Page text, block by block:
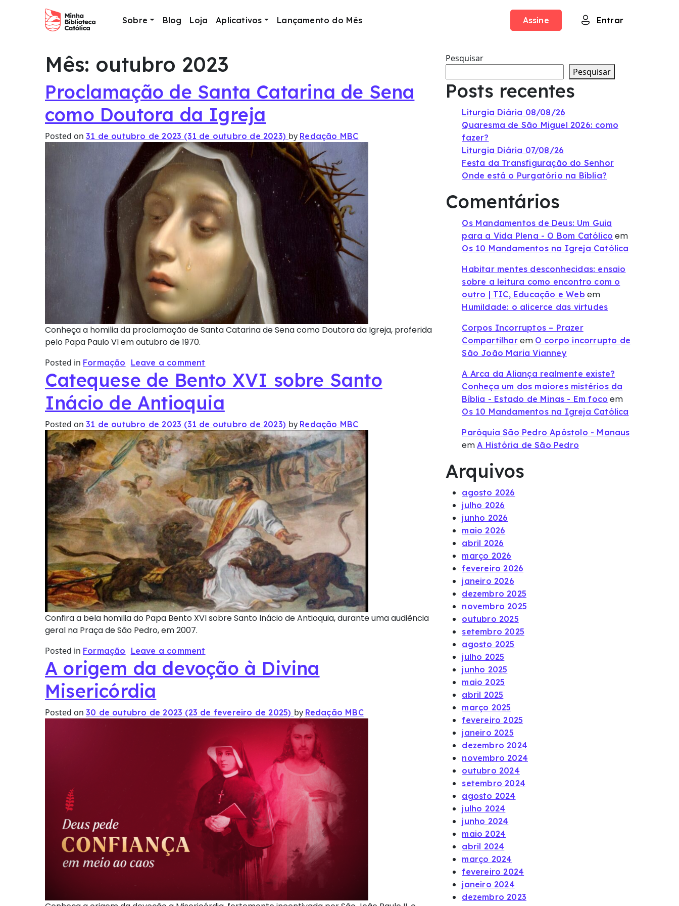
Main Navigation
Sobre Blog Loja Aplicativos Lançamento do Mês Assine Entrar
Mês: outubro 2023
Proclamação de Santa Catarina de Sena
como Doutora da Igreja
Posted on 31 de outubro de 2023 (31 de outubro de 2023) by Redação MBC
Conheça a homilia da proclamação de Santa Catarina de Sena como Doutora da Igreja, proferida
pelo Papa Paulo VI em outubro de 1970.
Posted in Formação Leave a comment
Catequese de Bento XVI sobre Santo
Inácio de Antioquia
Posted on 31 de outubro de 2023 (31 de outubro de 2023) by Redação MBC
Confira a bela homilia do Papa Bento XVI sobre Santo Inácio de Antioquia, durante uma audiência
geral na Praça de São Pedro, em 2007.
Posted in Formação Leave a comment
A origem da devoção à Divina
Misericórdia
Posted on 30 de outubro de 2023 (23 de fevereiro de 2025) by Redação MBC
Pesquisar
Pesquisar
Posts recentes
Liturgia Diária 08/08/26
Quaresma de São Miguel 2026: como
fazer?
Liturgia Diária 07/08/26
Festa da Transfiguração do Senhor
Onde está o Purgatório na Bíblia?
Comentários
Os Mandamentos de Deus: Um Guia
para a Vida Plena - O Bom Católico em
Os 10 Mandamentos na Igreja Católica
Habitar mentes desconhecidas: ensaio
sobre a leitura como encontro com o
outro | TIC, Educação e Web em
Humildade: o alicerce das virtudes
Corpos Incorruptos – Prazer
Compartilharem O corpo incorrupto de
São João Maria Vianney
A Arca da Aliança realmente existe?
Conheça um dos maiores mistérios da
Bíblia - Estado de Minas - Em foco em
Os 10 Mandamentos na Igreja Católica
Paróquia São Pedro Apóstolo - Manaus
emA História de São Pedro
Arquivos
agosto 2026
julho 2026
junho 2026
maio 2026
abril 2026
março 2026
fevereiro 2026
janeiro 2026
dezembro 2025
novembro 2025
outubro 2025
setembro 2025
agosto 2025
julho 2025
junho 2025
maio 2025
abril 2025
março 2025
fevereiro 2025
janeiro 2025
dezembro 2024
novembro 2024
outubro 2024
setembro 2024
agosto 2024
julho 2024
junho 2024
maio 2024
abril 2024
março 2024
fevereiro 2024
janeiro 2024
dezembro 2023